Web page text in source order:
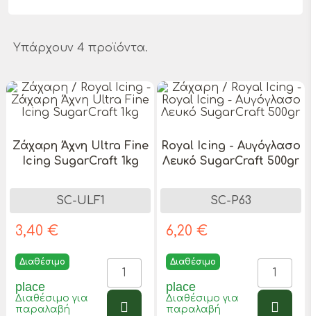
Υπάρχουν 4 προϊόντα.
Ζάχαρη Άχνη Ultra Fine
Icing SugarCraft 1kg
SC-ULF1
3,40 €
Διαθέσιμο
place
Διαθέσιμο για
παραλαβή
Royal Icing - Αυγόγλασο
Λευκό SugarCraft 500gr
SC-P63
6,20 €
Διαθέσιμο
place
Διαθέσιμο για
παραλαβή